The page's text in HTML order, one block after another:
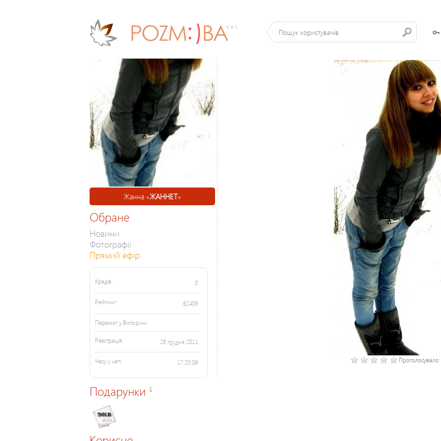
Жанна «ЖАННЕТ»
Обране
Новини
Фотографії
Прямий ефір
Кредів: 0
Рейтинг: 62409
Перемог у Вікторині:
Реєстрація: 26 грудня 2011
Часу у чаті: 17:20:09
Подарунки 1
Проголосувало: